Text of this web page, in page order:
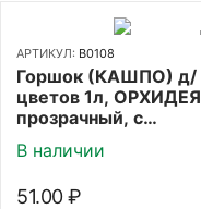
АРТИКУЛ: В0108
Горшок (КАШПО) д/
цветов 1л, ОРХИДЕЯ
прозрачный, с
поддоном(Ф24)
В наличии
51.00 ₽